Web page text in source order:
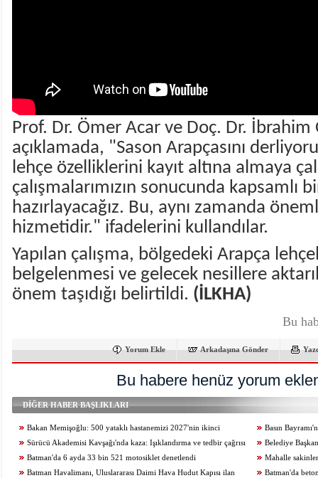
Prof. Dr. Ömer Acar ve Doç. Dr. İbrahim
açıklamada, "Sason Arapçasını
lehçe özelliklerini kayıt altına almaya
çalışmalarımızın sonucunda kapsamlı
hazırlayacağız. Bu, aynı zamanda
hizmetidir." ifadelerini kullandılar.
Yapılan çalışma, bölgedeki Arapça
belgelenmesi ve gelecek nesillere
önem taşıdığı belirtildi. (İLKHA)
Bu
Yorum Ekle Arkadaşına Gönder
Bu habere henüz yorum
DİĞER HABER BAŞLIKLARI
Bakan Memişoğlu: 500 yataklı hastanemizi 2027'nin ikinci
yarısında hizmete açacağız
Basın
Sürücü Akademisi Kavşağı'nda kaza: Işıklandırma ve tedbir çağrısı
Belediye
anlattı
Batman'da 6 ayda 33 bin 521 motosiklet denetlendi
Mahalle
Batman Havalimanı, Uluslararası Daimi Hava Hudut Kapısı ilan
Batman'da